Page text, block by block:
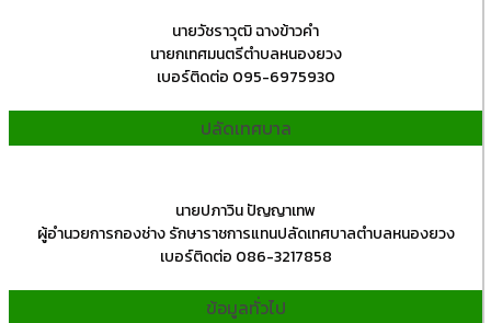
นายวัชราวุฒิ ฉางข้าวคำ
นายกเทศมนตรีตำบลหนองยวง
เบอร์ติดต่อ 095-6975930
ปลัดเทศบาล
นายปภาวิน ปัญญาเทพ
ผู้อำนวยการกองช่าง รักษาราชการแทนปลัดเทศบาลตำบลหนองยวง
เบอร์ติดต่อ 086-3217858
ข้อมูลทั่วไป